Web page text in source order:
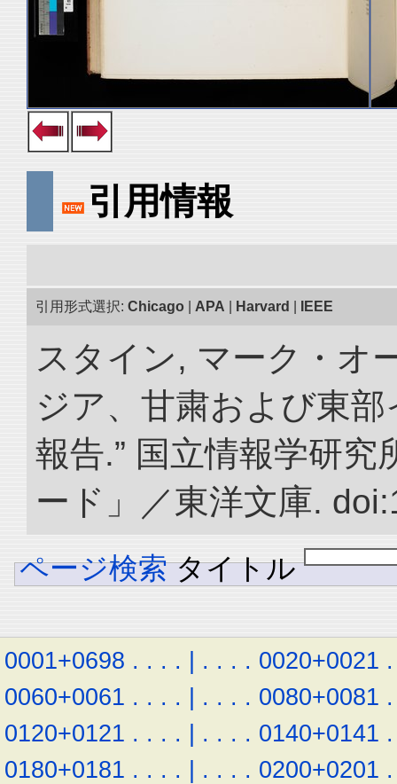
引用情報
引用形式選択: Chicago APA Harvard IEEE
スタイン, マーク・オ
ジア、甘粛および東
報告.” 国立情報学研
ード」／東洋文庫.
ページ検索 タイトル
0001+0698 . . . . | . . . . 0020+0021 .
0060+0061 . . . . | . . . . 0080+0081 .
0120+0121 . . . . | . . . . 0140+0141 .
0180+0181 . . . . | . . . . 0200+0201 .